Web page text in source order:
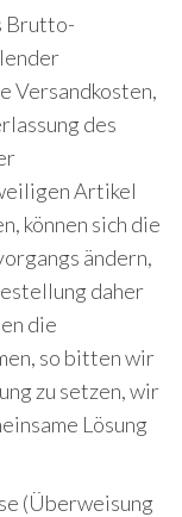
Brutto-
Versandkosten,
des
Artikel
können sich die
ändern,
daher
die
so bitten wir
zu setzen, wir
Lösung
(Überweisung